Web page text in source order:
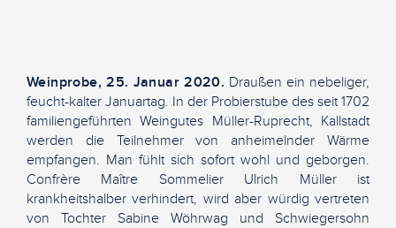
Weinprobe, 25. Januar 2020. Draußen ein nebeliger,
feucht-kalter Januartag. In der Probierstube des seit 1702
familiengeführten Weingutes Müller-Ruprecht, Kallstadt
werden die Teilnehmer von anheimelnder Wärme
empfangen. Man fühlt sich sofort wohl und geborgen.
Confrère Maître Sommelier Ulrich Müller ist
krankheitshalber verhindert, wird aber würdig vertreten
von Tochter Sabine Wöhrwag und Schwiegersohn